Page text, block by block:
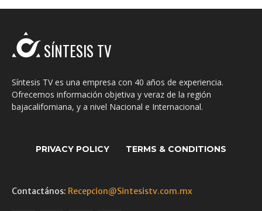
SÍNTESIS TV
Síntesis TV es una empresa con 40 años de experiencia.
Ofrecemos información objetiva y veraz de la región
bajacaliforniana, y a nivel Nacional e Internacional.
PRIVACY POLICY TERMS & CONDITIONS
Contactános: Recepcion@Sintesistv.com.mx